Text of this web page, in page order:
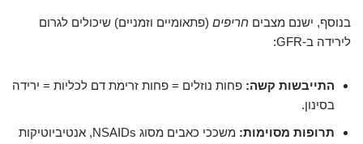
בנוסף, ישנם מצבים חריפים (פתאומיים וזמניים) שיכולים לגרום
לירידה ב-GFR:
התייבשות קשה: פחות נוזלים = פחות זרימת דם לכליות = ירידה
בסינון.
תרופות מסוימות:
משככי כאבים מסוג NSAIDs, אנטיביוטיקות